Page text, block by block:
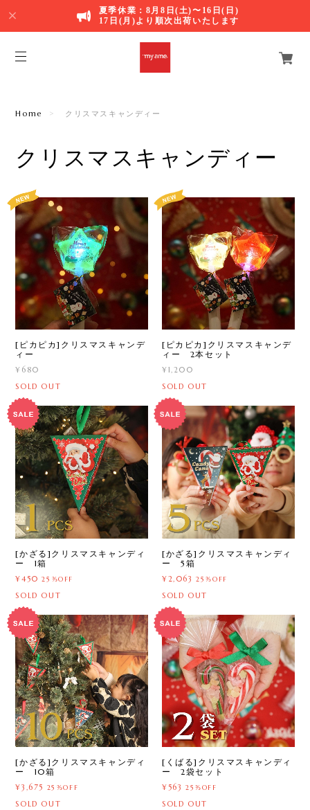
夏季休業：8月8日(土)〜16日(日)
17日(月)より順次出荷いたします
Home クリスマスキャンディー
クリスマスキャンディー
[ピカピカ]クリスマスキャンデ
ィー
¥680
SOLD OUT
[ピカピカ]クリスマスキャンデ
ィー 2本セット
¥1,200
SOLD OUT
[かざる]クリスマスキャンディ
ー 1箱
¥450 25%OFF
SOLD OUT
[かざる]クリスマスキャンディ
ー 5箱
¥2,063 25%OFF
SOLD OUT
[かざる]クリスマスキャンディ
ー 10箱
¥3,675 25%OFF
SOLD OUT
[くばる]クリスマスキャンディ
ー 2袋セット
¥563 25%OFF
SOLD OUT